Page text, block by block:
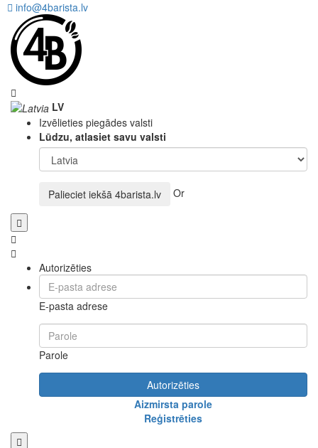
info@4barista.lv
LV
Izvēlieties piegādes valsti
Lūdzu, atlasiet savu valsti
Palieciet iekšā 4barista.lv Or
Autorizēties
E-pasta adrese
Parole
Autorizēties
Aizmirsta parole
Reģistrēties